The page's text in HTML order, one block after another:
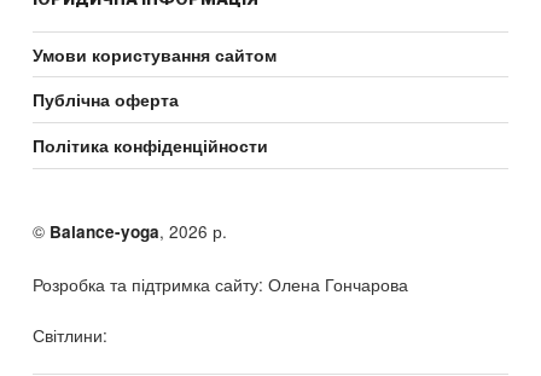
Умови користування сайтом
Публічна оферта
Політика конфіденційности
© Balance-yoga, 2026 р.
Розробка та підтримка сайту: Олена Гончарова
Світлини: